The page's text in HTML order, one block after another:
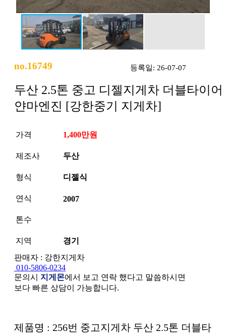
no.16749 등록일: 26-07-07
두산 2.5톤 중고 디젤지게차 더블타이어
얀마엔진 [강한중기 지게차]
가격 1,400만원
제조사 두산
형식 디젤식
연식 2007
톤수
지역
경기
판매자 : 강한지게차
010-5806-0234
문의시 지게몬에서 보고 연락 했다고 말씀하시면
보다 빠른 상담이 가능합니다.
본문
제품명 : 256번 중고지게차 두산 2.5톤 더블타